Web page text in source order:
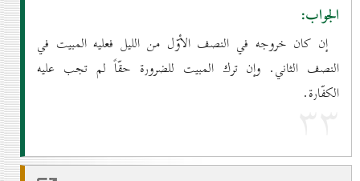
الجواب:
إن كان خروجه في النصف الأوّل من الليل فعليه المبيت في
النصف الثاني. وإن ترك المبيت للضرورة حقّاً لم تجب عليه
الكفّارة.
۳۳